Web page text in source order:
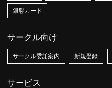
銀聯カード
サークル向け
サークル委託案内 新規登録
サービス